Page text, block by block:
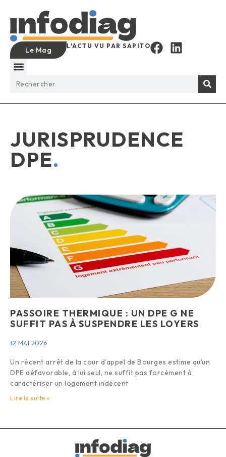
Le Mag L'ACTU VU PAR SAPITO
JURISPRUDENCE
DPE.
PASSOIRE THERMIQUE : UN DPE G NE
SUFFIT PAS À SUSPENDRE LES LOYERS
12 MAI 2026
Un récent arrêt de la cour d’appel de Bourges estime qu’un
DPE défavorable, à lui seul, ne suffit pas forcément à
caractériser un logement indécent
Lire la suite »